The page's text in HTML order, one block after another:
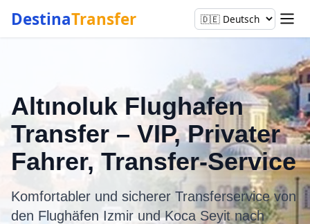
DestinaTransfer
Altınoluk Flughafen
Transfer – VIP, Privater
Fahrer, Transfer-Service
Komfortabler und sicherer Transferservice von
den Flughäfen Izmir und Koca Seyit nach